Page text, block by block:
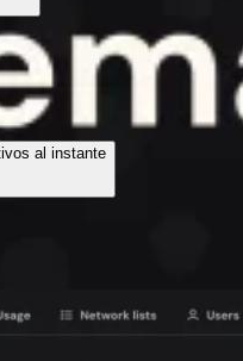
al instante